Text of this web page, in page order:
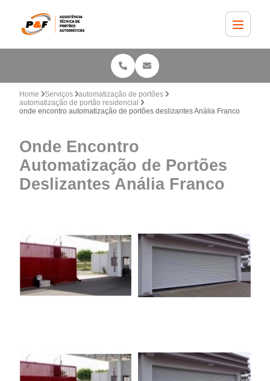
Home Serviços
automatização de portões
automatização de portão residencial
onde encontro automatização de portões deslizantes Anália Franco
Onde Encontro
Automatização de Portões
Deslizantes Anália Franco